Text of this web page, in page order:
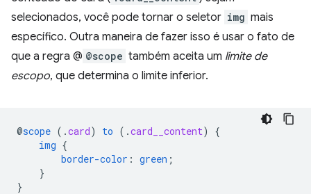
selecionados, você pode tornar o seletor img mais
específico. Outra maneira de fazer isso é usar o fato de
que a regra @ @scope também aceita um limite de
escopo, que determina o limite inferior.
@scope ( .card) to ( .card__content)
{
img {
border-color : green ;
}
}